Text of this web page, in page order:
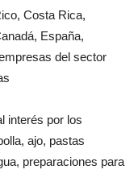
Costa Rica,
España,
del sector
interés por los
ajo, pastas
preparaciones para